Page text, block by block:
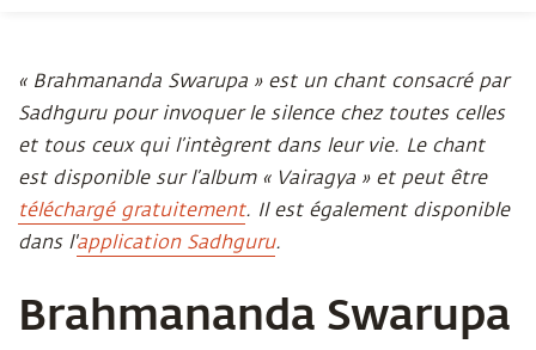
« Brahmananda Swarupa » est un chant consacré par
Sadhguru pour invoquer le silence chez toutes celles
et tous ceux qui l’intègrent dans leur vie. Le chant
est disponible sur l’album « Vairagya » et peut être
téléchargé gratuitement. Il est également disponible
dans l'application Sadhguru.
Brahmananda Swarupa